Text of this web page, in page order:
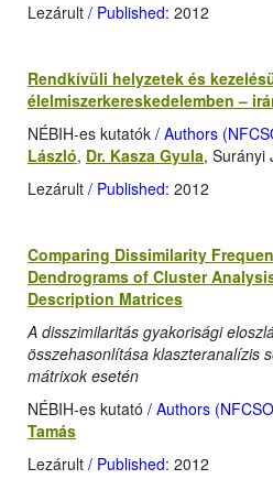
Lezárult / Published: 2012
Rendkívüli helyzetek és
élelmiszerkereskedelemben –
NÉBIH-es kutatók / Authors
László, Dr. Kasza Gyula, Surányi
Lezárult / Published: 2012
Comparing Dissimilarity
Dendrograms of Cluster
Description Matrices
A disszimilaritás gyakorisági
összehasonlítása klaszteranalízis
mátrixok esetén
NÉBIH-es kutató / Authors
Tamás
Lezárult / Published: 2012